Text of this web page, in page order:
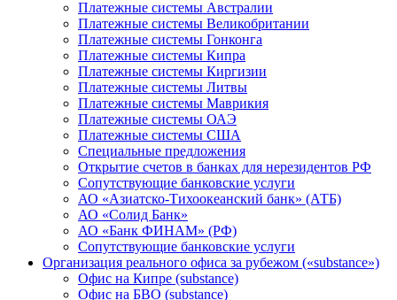
Платежные системы Австралии
Платежные системы Великобритании
Платежные системы Гонконга
Платежные системы Кипра
Платежные системы Киргизии
Платежные системы Литвы
Платежные системы Маврикия
Платежные системы ОАЭ
Платежные системы США
Специальные предложения
Открытие счетов в банках для нерезидентов РФ
Сопутствующие банковские услуги
АО «Азиатско-Тихоокеанский банк» (АТБ)
АО «Солид Банк»
АО «Банк ФИНАМ» (РФ)
Сопутствующие банковские услуги
Организация реального офиса за рубежом («substance»)
Офис на Кипре (substance)
Офис на БВО (substance)